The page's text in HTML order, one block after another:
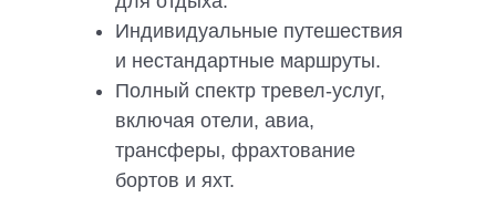
Индивидуальные путешествия
и нестандартные маршруты.
Полный спектр тревел-услуг,
включая отели, авиа,
трансферы, фрахтование
бортов и яхт.